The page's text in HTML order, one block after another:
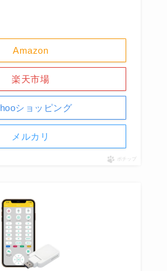
Amazon
楽天市場
ショッピング
メルカリ
ポチップ